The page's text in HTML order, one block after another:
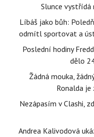
Slunce vystřídá
Líbáš jako bůh:
odmítl sportovat a
Poslední hodiny
dělo
Žádná mouka,
Ronalda
Nezápasím v Clashi,
Andrea Kalivodová